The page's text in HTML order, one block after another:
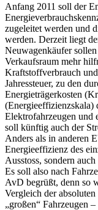
Anfang 2011 soll der
zugeleitet werden und
werden. Derzeit liegt
Neuwagenkäufer
Verkaufsraum mehr
Kraftstoffverbrauch
Jahressteuer, zu den
Energieträgerkosten
(Energieeffizienzskala)
Elektrofahrzeugen und
soll künftig auch der
Anders als in anderen
Energieeffizienz des
Ausstoss, sondern
Es soll also nach
AvD begrüßt, denn so
Vergleich der
„großen“ Fahrzeugen